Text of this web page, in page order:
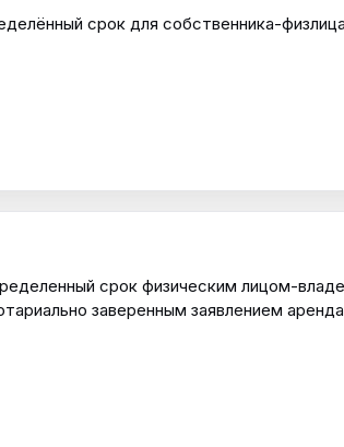
срок для собственника-
срок физическим лицом-
заверенным заявлением